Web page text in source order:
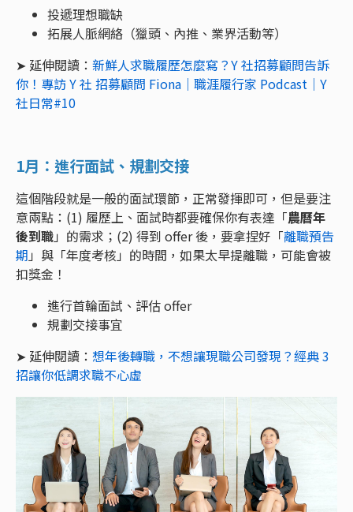
投遞理想職缺
拓展人脈網絡（獵頭、內推、業界活動等）
➤ 延伸閱讀： 新鮮人求職履歷怎麼寫？Y 社招募顧問告訴
你！專訪 Y 社 招募顧問 Fiona｜職涯履行家 Podcast｜Y
社日常#10
1月：進行面試、規劃交接
這個階段就是一般的面試環節，正常發揮即可，但是要注
意兩點：(1) 履歷上、面試時都要確保你有表達「農曆年
後到職」的需求；(2) 得到 offer 後，要拿捏好「離職預告
期 」與「年度考核」的時間，如果太早提離職，可能會被
扣獎金！
進行首輪面試、評估 offer
規劃交接事宜
➤ 延伸閱讀： 想年後轉職，不想讓現職公司發現？經典 3
招讓你低調求職不心虛